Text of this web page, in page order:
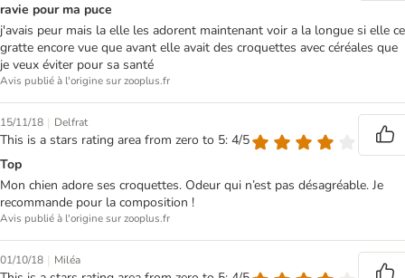
ravie pour ma puce
j'avais peur mais la elle les adorent maintenant voir a la longue si elle ce
gratte encore vue que avant elle avait des croquettes avec céréales que
je veux éviter pour sa santé
Avis publié à l'origine sur zooplus.fr
15/11/18 | Delfrat
This is a stars rating area from zero to 5: 4/5
Top
Mon chien adore ses croquettes. Odeur qui n’est pas désagréable. Je
recommande pour la composition !
Avis publié à l'origine sur zooplus.fr
01/10/18 | Miléa